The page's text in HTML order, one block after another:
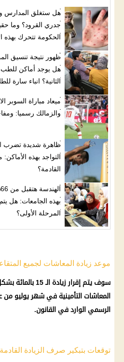
هل ستغلق المدارس
جدري القرود؟ وما
الحكومة تتحرك بهذه
ظهور نتيجة تنسيق
هل يوجد أماكن للطب
الثانية؟ انباء سارة
ميعاد مباراة السوبر
والزمالك رسميا:
ظاهرة شديدة تضرب
التواجد بهذه
القادمة؟
بهذه الجامعات: هل
المرحلة الأولى؟
موعد زيادة المعاشات لجميع
سوف يتم إقرار زيادة الـ 15 بالمائة بشكل فعلي لجميع
المعاشات
الرسمي الوارد في القانون.
توقعات بتبكير صرف الزيادة